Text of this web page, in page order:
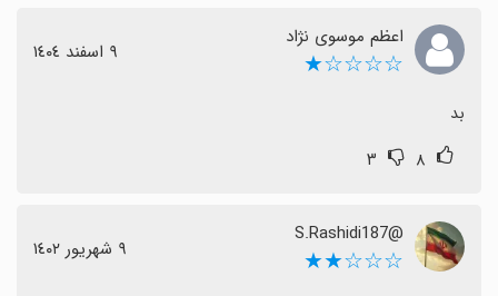
اعظم موسوی نژاد
☆☆☆☆★ ٩ اسفند ١٤٠٤
بد
۸ ۳
@S.Rashidi187
☆☆☆★★ ٩ شهریور ١٤٠٢